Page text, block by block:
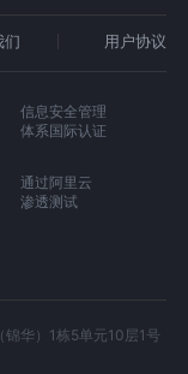
们 用户协议
信息安全管理
体系国际认证
通过阿里云
渗透测试
华）1栋5单元10层1号